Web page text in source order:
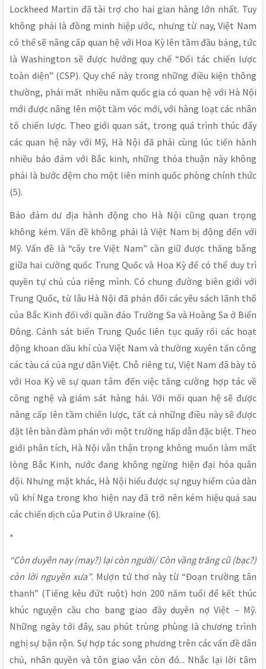
Lockheed Martin đã tài trợ cho hai gian hàng lớn nhất. Tuy
không phải là đồng minh hiệp ước, nhưng từ nay, Việt Nam
có thể sẽ nâng cấp quan hệ với Hoa Kỳ lên tầm đầu bảng, tức
là Washington sẽ được hưởng quy chế “Đối tác chiến lược
toàn diện” (CSP). Quy chế này trong những điều kiện thông
thường, phải mất nhiều năm quốc gia có quan hệ với Hà Nội
mới được nâng lên một tầm vóc mới, với hàng loạt các nhân
tố chiến lược. Theo giới quan sát, trong quá trình thúc đẩy
các quan hệ này với Mỹ, Hà Nội đã phải cùng lúc tiến hành
nhiều bảo đảm với Bắc kinh, những thỏa thuận này không
phải là bước đệm cho một liên minh quốc phòng chính thức
(5).
Bảo đảm dư địa hành động cho Hà Nội cũng quan trọng
không kém. Vấn đề không phải là Việt Nam bị động đến với
Mỹ. Vấn đề là “cây tre Việt Nam” cần giữ được thăng bằng
giữa hai cường quốc Trung Quốc và Hoa Kỳ để có thể duy trì
quyền tự chủ của riêng mình. Có chung đường biên giới với
Trung Quốc, từ lâu Hà Nội đã phản đối các yêu sách lãnh thổ
của Bắc Kinh đối với quần đảo Trường Sa và Hoàng Sa ở Biển
Đông. Cảnh sát biển Trung Quốc liên tục quấy rối các hoạt
động khoan dầu khí của Việt Nam và thường xuyên tấn công
các tàu cá của ngư dân Việt. Chỗ riêng tư, Việt Nam đã bày tỏ
với Hoa Kỳ về sự quan tâm đến việc tăng cường hợp tác về
công nghệ và giám sát hàng hải. Với mối quan hệ sẽ được
nâng cấp lên tầm chiến lược, tất cả những điều này sẽ được
đặt lên bàn đàm phán với một trường hấp dẫn đặc biệt. Theo
giới phân tích, Hà Nội vẫn thận trọng không muốn làm mất
lòng Bắc Kinh, nước đang không ngừng hiện đại hóa quân
đội. Nhưng mặt khác, Hà Nội hiểu được sự nguy hiểm của dàn
vũ khí Nga trong kho hiện nay đã trở nên kém hiệu quả sau
các chiến dịch của Putin ở Ukraine (6).
*
“Còn duyên nay (may?) lại còn người/ Còn vầng trăng cũ (bạc?)
còn lời nguyền xưa”. Mượn tứ thơ này từ “Đoạn trường tân
thanh” (Tiếng kêu đứt ruột) hơn 200 năm tuổi để kết thúc
khúc nguyện cầu cho bang giao đầy duyên nợ Việt – Mỹ.
Những ngày tới đây, sau phút trùng phùng là chương trình
nghị sự bận rộn. Sự hợp tác song phương trên các vấn đề dân
chủ, nhân quyền và tôn giao vẫn còn đó... Nhắc lại lời tâm